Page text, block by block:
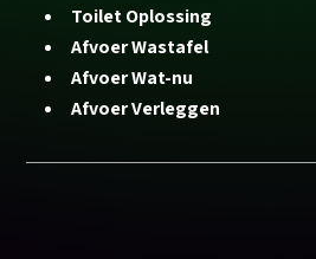
Toilet Oplossing
Afvoer Wastafel
Afvoer Wat-nu
Afvoer Verleggen